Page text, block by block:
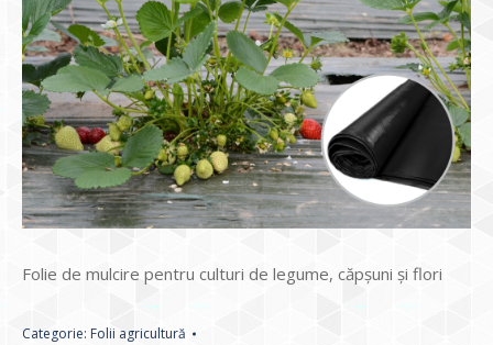
Folie de mulcire pentru culturi de legume, căpșuni și flori
Categorie: Folii agricultură